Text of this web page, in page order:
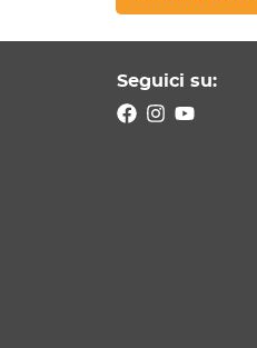
Seguici su: